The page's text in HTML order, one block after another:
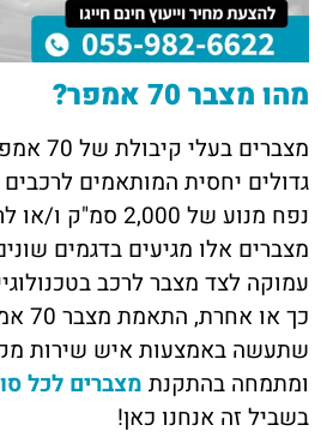
מהו מצבר 70 אמפר?
מצברים
גדולים יחסית המותאמים
נפח מנוע של 2,000
מצברים אלו מגיעים בדגמים
עמוקה לצד מצבר לרכב
כך
שתעשה באמצעות איש שירות
ומתמחה בהתקנת מצברים לכל
בשביל זה אנחנו כאן!